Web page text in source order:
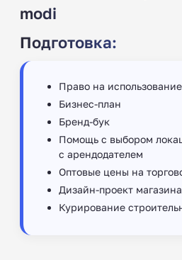
modi
Подготовка:
Право на
Бизнес-план
Бренд-бук
Помощь с выбором
с арендодателем
Оптовые цены на
Дизайн-проект магазина
Курирование